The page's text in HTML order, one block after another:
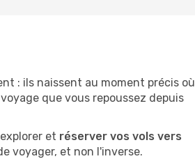
: ils naissent au moment précis où
que vous repoussez depuis
et réserver vos vols vers
voyager, et non l'inverse.